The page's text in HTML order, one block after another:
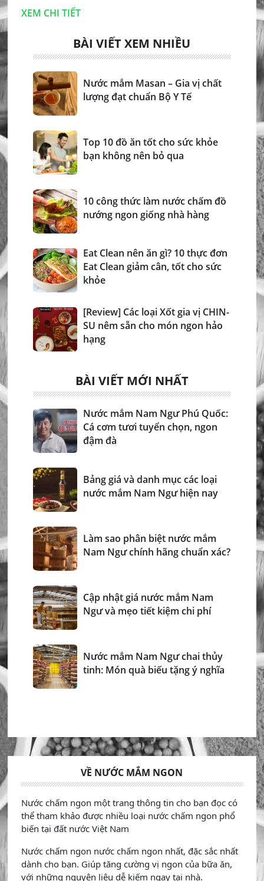
XEM CHI TIẾT
BÀI VIẾT XEM NHIỀU
Nước mắm Masan – Gia vị chất
lượng đạt chuẩn Bộ Y Tế
Top 10 đồ ăn tốt cho sức khỏe
bạn không nên bỏ qua
10 công thức làm nước chấm đồ
nướng ngon giống nhà hàng
Eat Clean nên ăn gì? 10 thực đơn
Eat Clean giảm cân, tốt cho sức
khỏe
[Review] Các loại Xốt gia vị CHIN-
SU nêm sẵn cho món ngon hảo
hạng
BÀI VIẾT MỚI NHẤT
Nước mắm Nam Ngư Phú Quốc:
Cá cơm tươi tuyển chọn, ngon
đậm đà
Bảng giá và danh mục các loại
nước mắm Nam Ngư hiện nay
Làm sao phân biệt nước mắm
Nam Ngư chính hãng chuẩn xác?
Cập nhật giá nước mắm Nam
Ngư và mẹo tiết kiệm chi phí
Nước mắm Nam Ngư chai thủy
tinh: Món quà biếu tặng ý nghĩa
VỀ NƯỚC MẮM NGON
Nước chấm ngon một trang thông tin cho bạn đọc có
thể tham khảo được nhiều loại nước chấm ngon phổ
biến tại đất nước Việt Nam
Nước chấm ngon nước chấm ngon nhất, đặc sắc nhất
dành cho bạn. Giúp tăng cường vị ngon của bữa ăn,
với những nguyên liệu dễ kiếm ngay tại nhà.